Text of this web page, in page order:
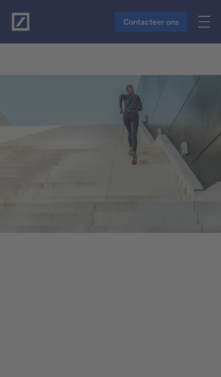
Naar de hoofdinhoud
Contacteer ons